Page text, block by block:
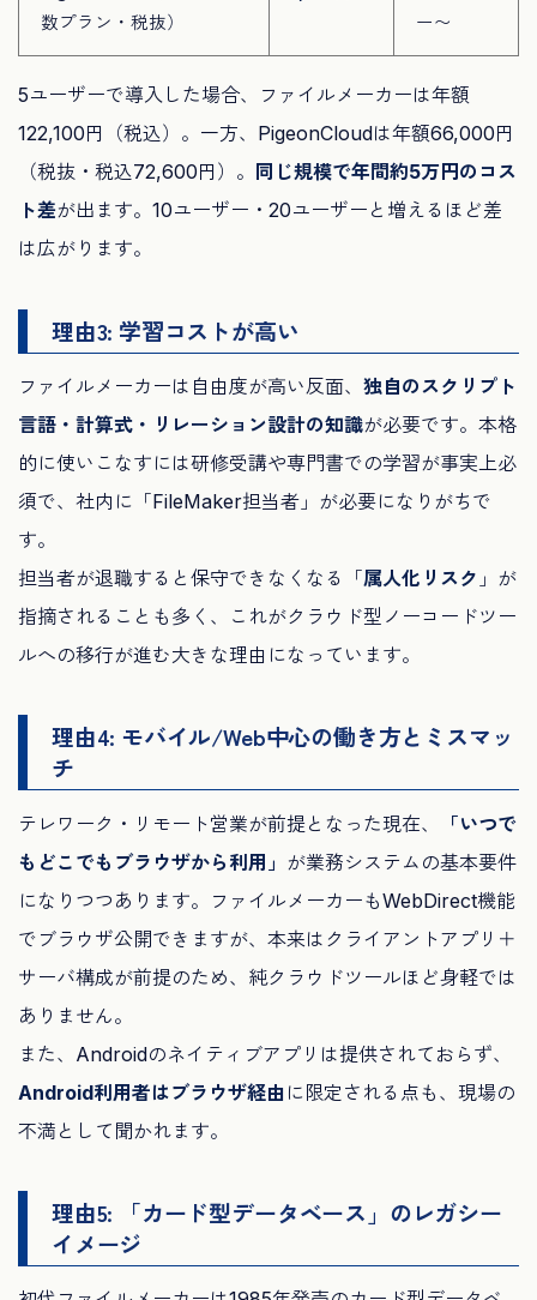
数プラン・税抜）
ー〜
5ユーザーで導入した場合、ファイルメーカーは年額
122,100円（税込）。一方、PigeonCloudは年額66,000円
（税抜・税込72,600円）。
同じ規模で年間約5万円のコス
ト差が出ます。10ユーザー・20ユーザーと増えるほど差
は広がります。
理由3: 学習コストが高い
ファイルメーカーは自由度が高い反面、 独自のスクリプト
言語・計算式・リレーション設計の知識が必要です。本格
的に使いこなすには研修受講や専門書での学習が事実上必
須で、社内に「FileMaker担当者」が必要になりがちで
す。
担当者が退職すると保守できなくなる「属人化リスク 」が
指摘されることも多く、これがクラウド型ノーコードツー
ルへの移行が進む大きな理由になっています。
理由4: モバイル/Web中心の働き方とミスマッ
チ
テレワーク・リモート営業が前提となった現在、
「いつで
もどこでもブラウザから利用」 が業務システムの基本要件
になりつつあります。ファイルメーカーもWebDirect機能
でブラウザ公開できますが、本来はクライアントアプリ＋
サーバ構成が前提のため、純クラウドツールほど身軽では
ありません。
また、Androidのネイティブアプリは提供されておらず、
Android利用者はブラウザ経由 に限定される点も、現場の
不満として聞かれます。
理由5: 「カード型データベース」のレガシー
イメージ